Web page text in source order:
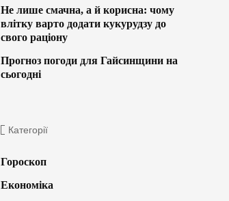
Не лише смачна, а й корисна: чому
влітку варто додати кукурудзу до
свого раціону
Прогноз погоди для Гайсинщини на
сьогодні
Категорії
Гороскоп
Економіка